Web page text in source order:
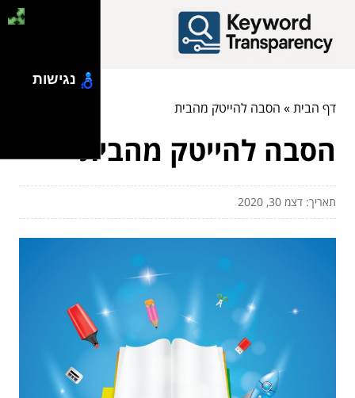
דף הבית» הסבה להייטק מהבית
הסבה להייטק מהבית
תאריך: דצמ 30, 2020
נגישות